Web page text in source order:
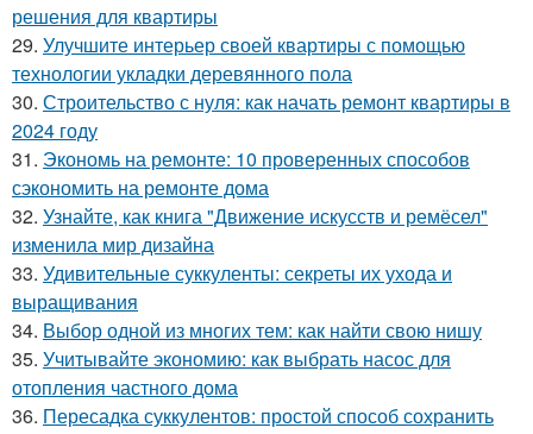
решения для квартиры
29. Улучшите интерьер своей квартиры с помощью
технологии укладки деревянного пола
30. Строительство с нуля: как начать ремонт квартиры в
2024 году
31. Экономь на ремонте: 10 проверенных способов
сэкономить на ремонте дома
32. Узнайте, как книга "Движение искусств и ремёсел"
изменила мир дизайна
33. Удивительные суккуленты: секреты их ухода и
выращивания
34. Выбор одной из многих тем: как найти свою нишу
35. Учитывайте экономию: как выбрать насос для
отопления частного дома
36. Пересадка суккулентов: простой способ сохранить